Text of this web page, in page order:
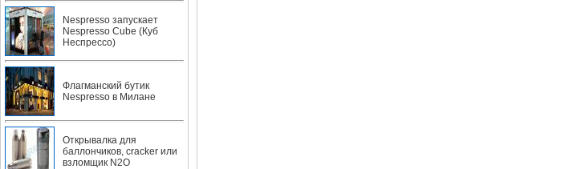
Nespresso запускает
Nespresso Cube (Куб
Неспрессо)
Флагманский бутик
Nespresso в Милане
Открывалка для
баллончиков, cracker или
взломщик N2O